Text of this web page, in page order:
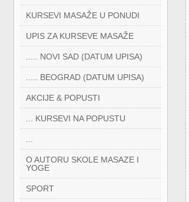
KURSEVI MASAŽE U PONUDI
UPIS ZA KURSEVE MASAŽE
..... NOVI SAD (DATUM UPISA)
..... BEOGRAD (DATUM UPISA)
AKCIJE & POPUSTI
... KURSEVI NA POPUSTU
O AUTORU SKOLE MASAZE I
YOGE
SPORT